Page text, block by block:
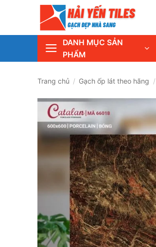
content
DANH MỤC SẢN
PHẨM
Trang chủ / Gạch ốp lát theo hãng /